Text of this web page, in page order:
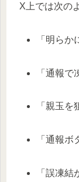
X上では次の
「明らか
「通報で
「親玉を
「通報ボ
「誤凍結